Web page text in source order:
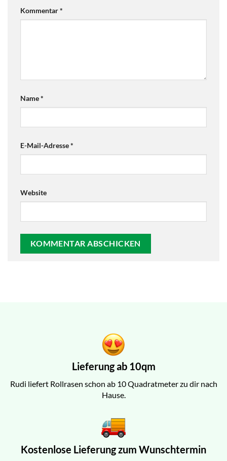
Kommentar*
Name*
E-Mail-Adresse*
Website
Lieferung ab 10qm
Rudi liefert Rollrasen schon ab 10 Quadratmeter zu dir nach
Hause.
Kostenlose Lieferung zum Wunschtermin